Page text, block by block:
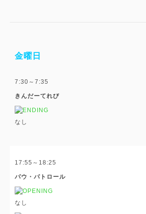
金曜日
7:30～7:35
きんだーてれび
なし
17:55～18:25
パウ・パトロール
なし